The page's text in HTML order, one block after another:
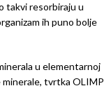
takvi resorbiraju u
ih puno bolje
u elementarnoj
minerale, tvrtka OLIMP